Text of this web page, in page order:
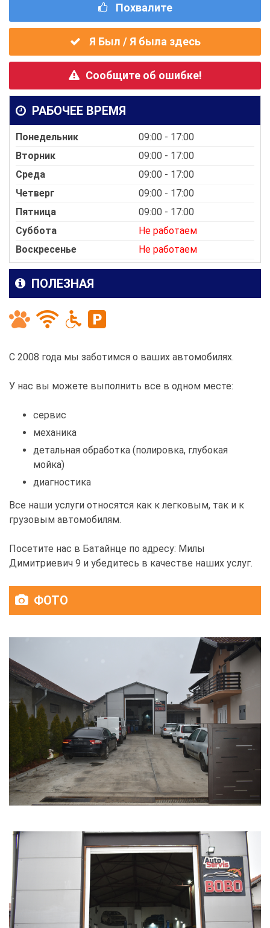
Похвалите
Я Был / Я была здесь
Сообщите об ошибке!
РАБОЧЕЕ ВРЕМЯ
Понедельник
09:00 - 17:00
Вторник
09:00 - 17:00
Среда
09:00 - 17:00
Четверг
09:00 - 17:00
Пятница
09:00 - 17:00
Суббота
Не работаем
Воскресенье
Не работаем
ПОЛЕЗНАЯ
С 2008 года мы заботимся о ваших автомобилях.
У нас вы можете выполнить все в одном месте:
сервис
механика
детальная обработка (полировка, глубокая
мойка)
диагностика
Все наши услуги относятся как к легковым, так и к
грузовым автомобилям.
Посетите нас в Батайнце по адресу: Милы
Димитриевич 9 и убедитесь в качестве наших услуг.
ФОТО